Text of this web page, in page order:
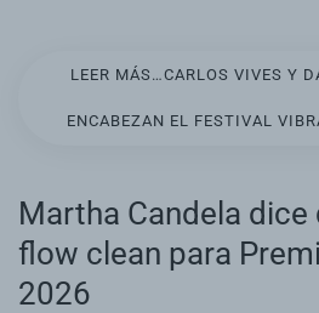
LEER MÁS…CARLOS VIVES Y
ENCABEZAN EL FESTIVAL
Martha Candela dice
flow clean para
2026